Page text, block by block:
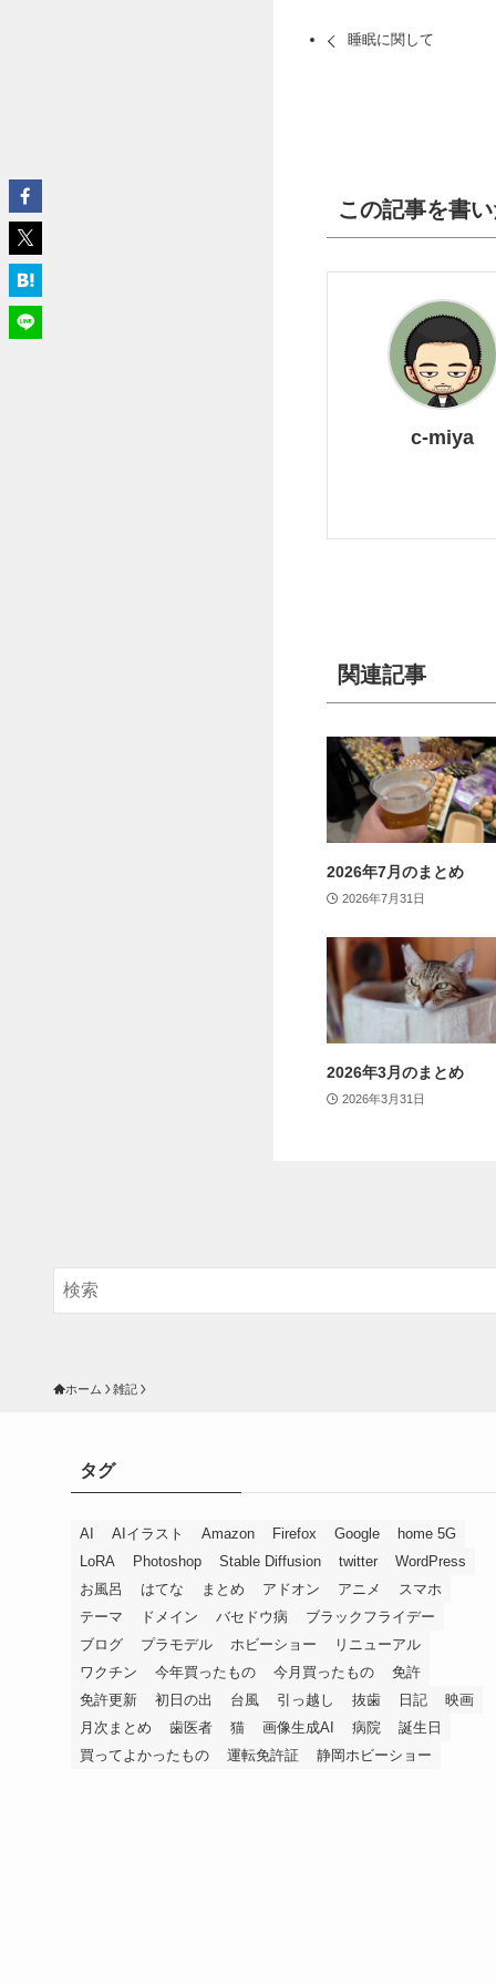
睡眠に関して
この記事を書
c-miya
関連記事
2026年7月のまとめ
2026年7月31日
2026年3月のまとめ
2026年3月31日
ホーム 雑記
タグ
AI AIイラスト Amazon Firefox Google
home 5G
LoRA
Photoshop Stable Diffusion twitter
WordPress
お風呂
はてな まとめ アドオン アニメ
スマホ
テーマ
ドメイン バセドウ病
ブラックフライデー
ブログ
プラモデル ホビーショー
リニューアル
ワクチン
今年買ったもの 今月買ったもの
免許
免許更新
初日の出 台風 引っ越し 抜歯 日記
映画
月次まとめ
歯医者 猫 画像生成AI 病院
誕生日
買ってよかったもの
運転免許証 静岡ホビーショー